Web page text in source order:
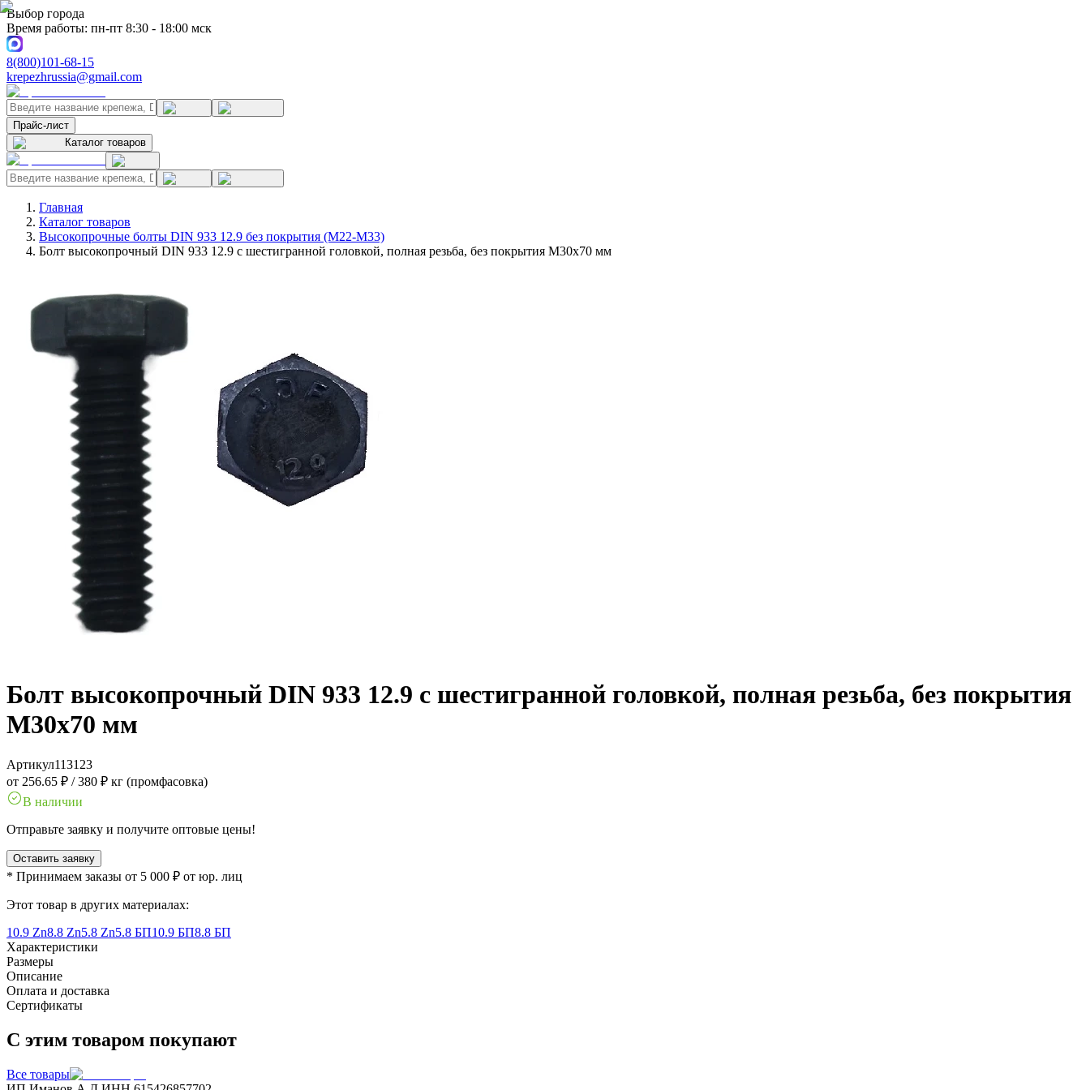
Выбор города
Время работы: пн-пт 8:30 - 18:00 мск
8(800)101-68-15
krepezhrussia@gmail.com
Прайс-лист
Каталог товаров
Главная
Каталог товаров
Высокопрочные болты DIN 933 12.9 без покрытия (M22-M33)
Болт высокопрочный DIN 933 12.9 с шестигранной головкой, полная резьба, без покрытия M30x70 мм
Болт высокопрочный DIN 933 12.9 с шестигранной головкой, полная резьба, без покрытия
M30x70 мм
Артикул113123
от 256.65 ₽ /380 ₽ кг (промфасовка)
В наличии
Отправьте заявку и получите оптовые цены!
Оставить заявку
* Принимаем заказы от 5 000 ₽ от юр. лиц
Этот товар в других материалах:
10.9 Zn8.8 Zn5.8 Zn5.8 БП10.9 БП8.8 БП
Характеристики
Размеры
Описание
Оплата и доставка
Сертификаты
С этим товаром покупают
Все товары